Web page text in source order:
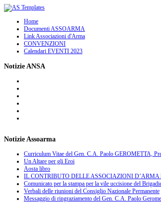
Home
Documenti ASSOARMA
Link Associazioni d'Arma
CONVENZIONI
Calendari EVENTI 2023
Notizie ANSA
Notizie Assoarma
Curriculum Vitae del Gen. C.A. Paolo GEROMETTA,
Un Altare per gli Eroi
Aosta libro
IL CONTRIBUTO DELLE ASSOCIAZIONI D’ARMA
Comunicato per la stampa per la vile uccisione del
Verbali delle riunioni del Consiglio Nazionale Permanente
Messaggio di ringraziamento del Gen. C.A. Paolo